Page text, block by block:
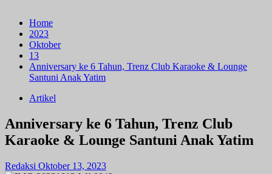
Home
2023
Oktober
13
Anniversary ke 6 Tahun, Trenz Club Karaoke & Lounge
Santuni Anak Yatim
Artikel
Anniversary ke 6 Tahun, Trenz Club
Karaoke & Lounge Santuni Anak Yatim
Redaksi Oktober 13, 2023